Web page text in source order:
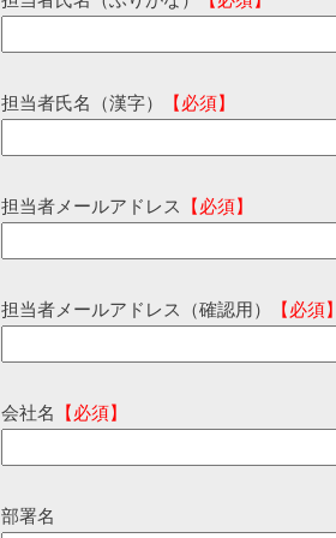
担当者氏名（漢字） 【必須】
担当者メールアドレス 【必須】
担当者メールアドレス（確認用） 【必須
会社名 【必須】
部署名